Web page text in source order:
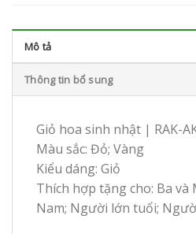
Mô tả
Thông tin bổ sung
Giỏ hoa sinh nhật | RAK-
Màu sắc: Đỏ; Vàng
Kiểu dáng: Giỏ
Thích hợp tặng cho: Ba và
Nam; Người lớn tuổi;